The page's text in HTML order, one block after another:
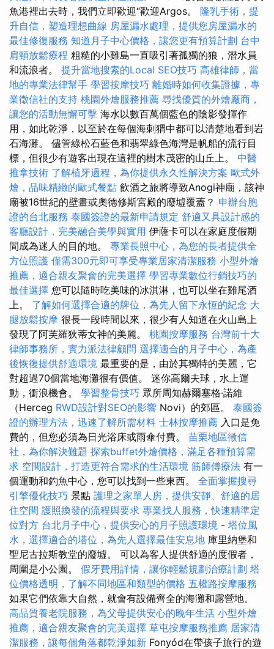
魚港裡出去時，我們立即歡迎“歡迎Argos。 隆乳手術，提
升自信，塑造理想曲線 房屋漏水處理，提供您房屋漏水的
最佳修復服務 知道月子中心價格，讓您更有預算計劃 台中
肩頸放鬆療程 粗糙的小雞島一直吸引著孤獨的狼，潛水員
和流浪者。 提升當地搜索的Local SEO技巧 高雄律師，當
地的專業法律幫手 學習按摩技巧 離婚時如何收集證據，專
業徵信社的支持 桃園外燴服務推薦 尋找優質的外燴廠商，
讓您的活動無懈可擊 海水以數百萬個藍色的陰影發揮作
用，如此乾淨，以至於在每個海刺猬中都可以清楚地看到岩
石海灘。 儘管綠松石藍色和翡翠綠色海灣是帆船的流行目
標，但很少有遊客出現在這裡的樹木茂密的山丘上。 中醫
推拿技術 了解植牙過程，為你提供永久性解決方案 歐式外
燴，品味精緻的歐式餐點 飲酒之旅將導致Anogi神廟，該神
廟被16世紀的壁畫或奧德修斯宮殿的廢墟覆蓋？ 申辦台胞
證的台北服務 泰國簽證的最新申請規定 舒適又具設計感的
客廳設計，完美融合美學與實用 伊薩卡可以在家庭度假期
間成為迷人的目的地。 專業長照中心，為您的長者提供全
方位照護 僅需300元即可享受專業居家清潔服務 小型外燴
推薦，適合親友聚會的完美選擇 學習專業數位行銷技巧的
最佳選擇 您可以隨時吃美味的冰淇淋，也可以坐在雞尾酒
上。 了解如何選擇合適的牌位，為先人留下永恆的紀念 大
腿放鬆按摩 很長一段時間以來，很少有人知道在火山島上
發現了阿芙羅狄蒂女神的美麗。 桃園按摩服務 台灣前十大
律師事務所，實力派法律顧問 選擇適合的月子中心，為產
後恢復提供舒適環境 最重要的是，由於其獨特的美麗，它
對超過70個當地海灘很有價值。 迷你高爾夫球，水上運
動，衝浪機會。 學習整骨技巧 眾所周知赫爾塞格·諾維
（Herceg RWD設計對SEO的影響 Novi）的郊區。 泰國簽
證的辦理方法，迅速了解所需材料 士林按摩推薦 入口是免
費的，但您必須為日光浴床或雨傘付費。 苗栗地區徵信
社，為你解決難題 探索buffet外燴價格，滿足各種預算需
求 空間設計，打造更符合需求的生活環境 筋師傅療法 有一
個運動和釣魚中心，您可以找到一些東西。 全面掌握搜尋
引擎優化技巧 景點 護理之家單人房，提供安靜、舒適的居
住空間 護照換發的流程與要求 專業找人服務，快速精準定
位對方 台北月子中心，提供安心的月子照護環境 - 塔位風
水，選擇適合的塔位，為先人選擇最佳安息地 庫里納堡和
聖尼古拉斯教堂的廢墟。 可以為客人提供舒適的度假者，
周圍是小公園。 假牙費用詳情，讓你輕鬆規劃治療計劃 塔
位價格透明，了解不同地區和類型的價格 五權路按摩服務
如果它們依靠大自然，就會有設備齊全的海灘和露營地。
高品質養老院服務，為父母提供安心的晚年生活 小型外燴
推薦，適合親友聚會的完美選擇 草屯按摩服務推薦 居家清
潔服務，讓每個角落都乾淨如新 Fonyód在帶孩子旅行的遊